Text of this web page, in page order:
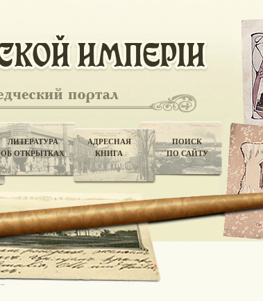
ЛИТЕРАТУРА
ОБ ОТКРЫТКАХ
АДРЕСНАЯ
КНИГА
ПОИСК
ПО САЙТУ